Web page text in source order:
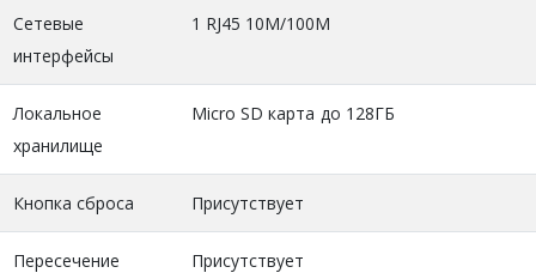
Сетевые
интерфейсы
1 RJ45 10M/100M
Локальное
хранилище
Micro SD карта до 128ГБ
Кнопка сброса Присутствует
Пересечение
Присутствует